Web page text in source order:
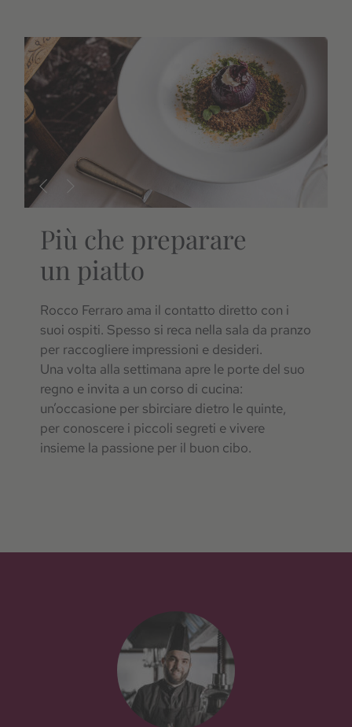
Più che preparare
un piatto
Rocco Ferraro ama il contatto diretto con i
suoi ospiti. Spesso si reca nella sala da pranzo
per raccogliere impressioni e desideri.
Una volta alla settimana apre le porte del suo
regno e invita a un corso di cucina:
un’occasione per sbirciare dietro le quinte,
per conoscere i piccoli segreti e vivere
insieme la passione per il buon cibo.